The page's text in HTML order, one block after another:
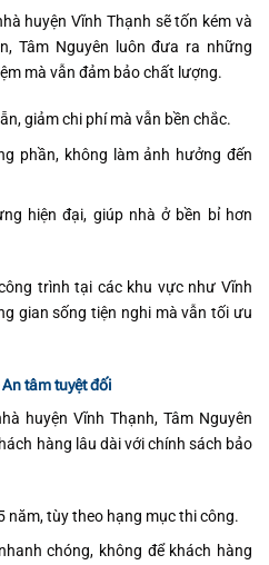
huyện Vĩnh Thạnh sẽ tốn kém và
Tâm Nguyên luôn đưa ra những
mà vẫn đảm bảo chất lượng.
giảm chi phí mà vẫn bền chắc.
phần, không làm ảnh hưởng đến
hiện đại, giúp nhà ở bền bỉ hơn
trình tại các khu vực như Vĩnh
gian sống tiện nghi mà vẫn tối ưu
tâm tuyệt đối
huyện Vĩnh Thạnh, Tâm Nguyên
hàng lâu dài với chính sách bảo
năm, tùy theo hạng mục thi công.
chóng, không để khách hàng